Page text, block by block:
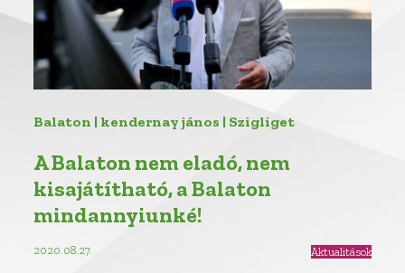
Balaton | kendernay jános | Szigliget
A Balaton nem eladó, nem
kisajátítható, a Balaton
mindannyiunké!
2020.08.27. Aktualitások